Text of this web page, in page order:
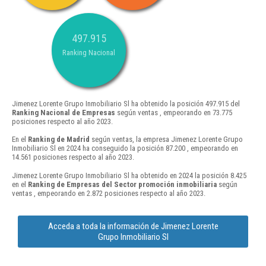
497.915
Ranking Nacional
Jimenez Lorente Grupo Inmobiliario Sl ha obtenido la posición 497.915 del
Ranking Nacional de Empresas según ventas , empeorando en 73.775
posiciones respecto al año 2023.
En el Ranking de Madrid según ventas, la empresa Jimenez Lorente Grupo
Inmobiliario Sl en 2024 ha conseguido la posición 87.200 , empeorando en
14.561 posiciones respecto al año 2023.
Jimenez Lorente Grupo Inmobiliario Sl ha obtenido en 2024 la posición 8.425
en el Ranking de Empresas del Sector promoción inmobiliaria según
ventas , empeorando en 2.872 posiciones respecto al año 2023.
Acceda a toda la información de Jimenez Lorente
Grupo Inmobiliario Sl